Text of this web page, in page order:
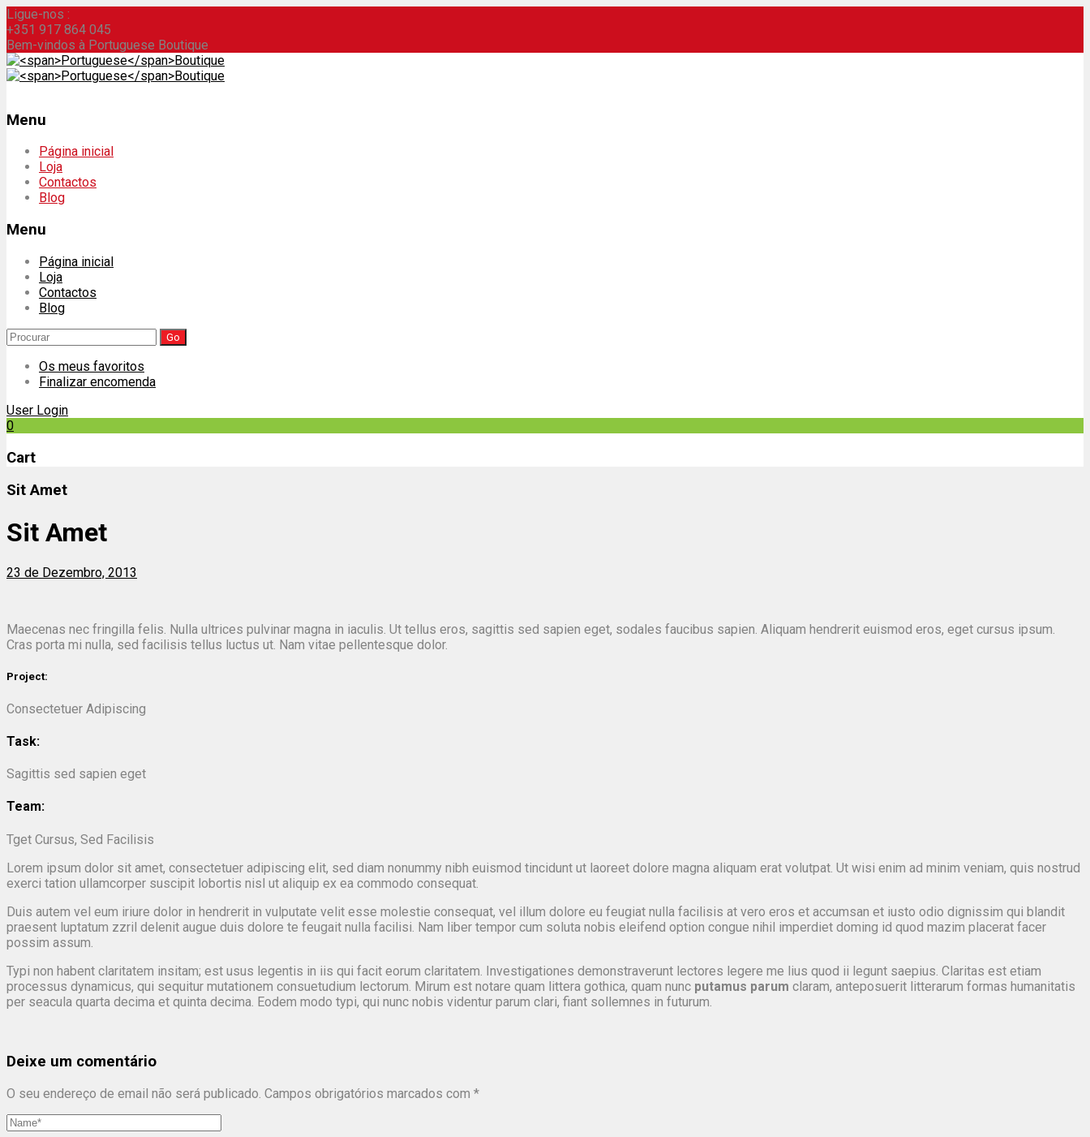
Ligue-nos :
+351 917 864 045
Bem-vindos à Portuguese Boutique
Menu
Skip
content
Página inicial
Loja
Contactos
Blog
Menu
Página inicial
Loja
Contactos
Blog
Search
for:
Os meus favoritos
Finalizar encomenda
User Login
0
Cart
Sit Amet
Sit Amet
23 de Dezembro, 2013
Maecenas nec fringilla felis. Nulla ultrices pulvinar magna in iaculis. Ut tellus eros, sagittis sed sapien eget, sodales faucibus sapien. Aliquam hendrerit euismod eros, eget cursus ipsum.
Cras porta mi nulla, sed facilisis tellus luctus ut. Nam vitae pellentesque dolor.
Project:
Consectetuer Adipiscing
Task:
Sagittis sed sapien eget
Team:
Tget Cursus, Sed Facilisis
Lorem ipsum dolor sit amet, consectetuer adipiscing elit, sed diam nonummy nibh euismod tincidunt ut laoreet dolore magna aliquam erat volutpat. Ut wisi enim ad minim veniam, quis nostrud
exerci tation ullamcorper suscipit lobortis nisl ut aliquip ex ea commodo consequat.
Duis autem vel eum iriure dolor in hendrerit in vulputate velit esse molestie consequat, vel illum dolore eu feugiat nulla facilisis at vero eros et accumsan et iusto odio dignissim qui blandit
praesent luptatum zzril delenit augue duis dolore te feugait nulla facilisi. Nam liber tempor cum soluta nobis eleifend option congue nihil imperdiet doming id quod mazim placerat facer
possim assum.
Typi non habent claritatem insitam; est usus legentis in iis qui facit eorum claritatem. Investigationes demonstraverunt lectores legere me lius quod ii legunt saepius. Claritas est etiam
processus dynamicus, qui sequitur mutationem consuetudium lectorum. Mirum est notare quam littera gothica, quam nunc putamus parum claram, anteposuerit litterarum formas humanitatis
per seacula quarta decima et quinta decima. Eodem modo typi, qui nunc nobis videntur parum clari, fiant sollemnes in futurum.
Deixe um comentário
O seu endereço de email não será publicado. Campos obrigatórios marcados com *